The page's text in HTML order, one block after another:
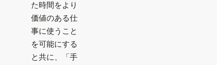
た時間をより
価値のある仕
事に使うこと
を可能にする
と共に、「手